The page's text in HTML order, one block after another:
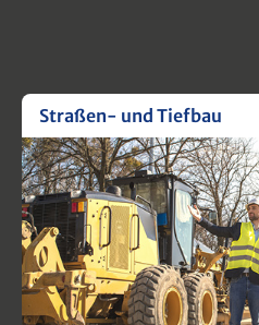
Straßen- und Tiefbau